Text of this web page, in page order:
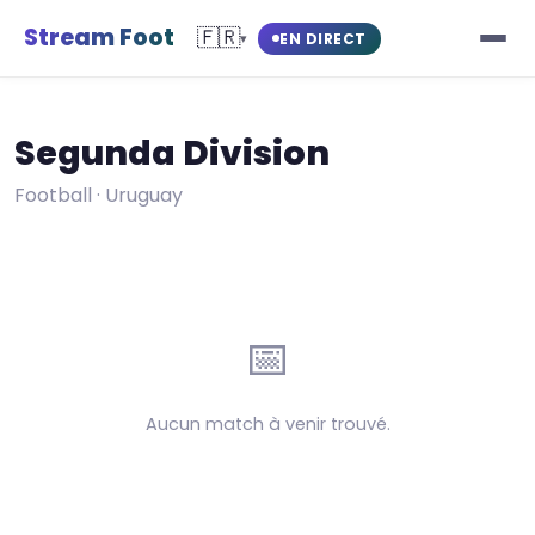
Stream Foot 🇫🇷▾ EN DIRECT
Segunda Division
Football · Uruguay
📅
Aucun match à venir trouvé.